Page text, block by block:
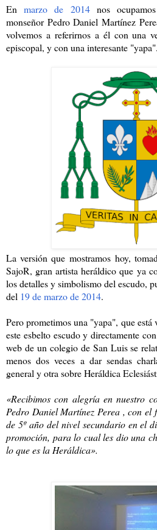
Enmarzo de 2014nos
monseñor Pedro Daniel Martínez
volvemos a referirnos a él con una
episcopal, y con una interesante "yapa".
La versión que mostramos hoy,
SajoR, gran artista heráldico que ya
los detalles y simbolismo del escudo,
del 19 de marzo de 2014.
Pero prometimos una "yapa", que
este esbelto escudo y directamente
web de un colegio de San Luis se
menos dos veces a dar sendas
general y otra sobre Heráldica
«Recibimos con alegría en nuestro
Pedro Daniel Martínez Perea , con
de 5º año del nivel secundario en el
promoción, para lo cual les dio una
lo que es la Heráldica».